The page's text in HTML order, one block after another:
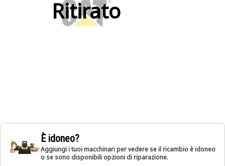
Ritirato
È idoneo?
Aggiungi i tuoi macchinari per vedere se il ricambio è idoneo
o se sono disponibili opzioni di riparazione.